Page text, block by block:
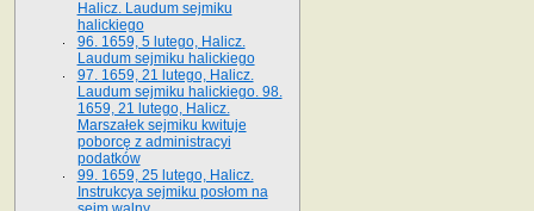
Halicz. Laudum sejmiku
halickiego
96. 1659, 5 lutego, Halicz.
Laudum sejmiku halickiego
97. 1659, 21 lutego, Halicz.
Laudum sejmiku halickiego. 98.
1659, 21 lutego, Halicz.
Marszałek sejmiku kwituje
poborcę z administracyi
podatków
99. 1659, 25 lutego, Halicz.
Instrukcya sejmiku posłom na